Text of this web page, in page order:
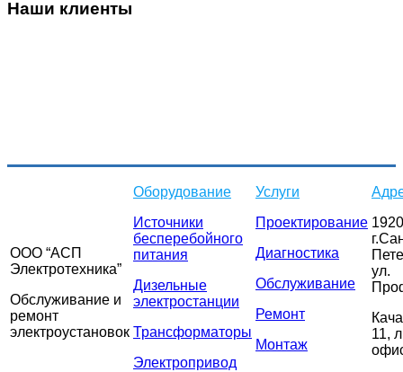
Наши клиенты
ООО “АСП
Электротехника”
Обслуживание и
ремонт
электроустановок
Оборудование
Источники
бесперебойного
питания
Дизельные
электростанции
Трансформаторы
Электропривод
Услуги
Проектирование
Диагностика
Обслуживание
Ремонт
Монтаж
ул.
11,